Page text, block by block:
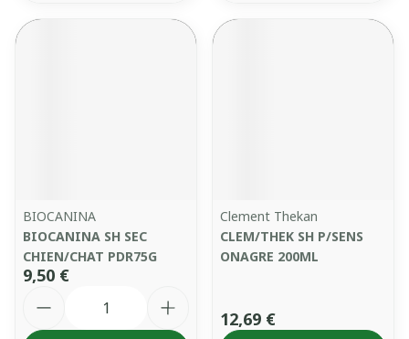
BIOCANINA
BIOCANINA SH SEC
CHIEN/CHAT PDR75G
9,50 €
Clement Thekan
CLEM/THEK SH P/SENS
ONAGRE 200ML
12,69 €